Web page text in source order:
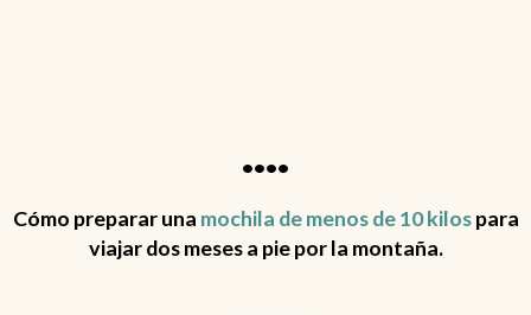
••••
Cómo preparar una mochila de menos de 10 kilospara
viajar dos meses a pie por la montaña.